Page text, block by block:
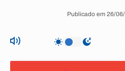
Publicado em 26/